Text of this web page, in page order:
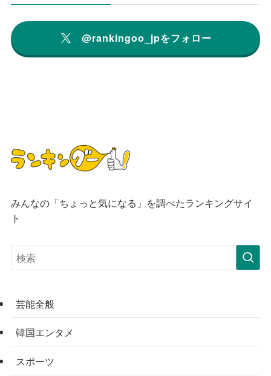
@rankingoo_jpをフォロー
みんなの「ちょっと気になる」を調べたランキングサイ
ト
芸能全般
韓国エンタメ
スポーツ